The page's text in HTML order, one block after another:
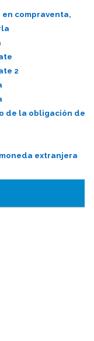
compraventa,
2
de la obligación de
extranjera